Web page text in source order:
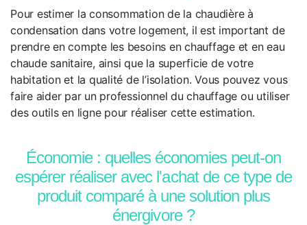
Pour estimer la consommation de la chaudière à
condensation dans votre logement, il est important de
prendre en compte les besoins en chauffage et en eau
chaude sanitaire, ainsi que la superficie de votre
habitation et la qualité de l’isolation. Vous pouvez vous
faire aider par un professionnel du chauffage ou utiliser
des outils en ligne pour réaliser cette estimation.
Économie : quelles économies peut-on
espérer réaliser avec l'achat de ce type de
produit comparé à une solution plus
énergivore ?